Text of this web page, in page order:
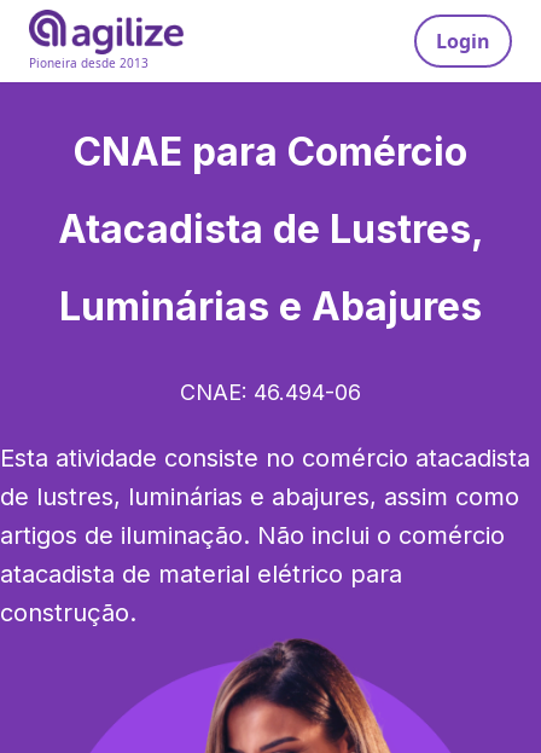
Pioneira desde 2013
Login
CNAE para Comércio
Atacadista de Lustres,
Luminárias e Abajures
CNAE: 46.494-06
Esta atividade consiste no comércio atacadista
de lustres, luminárias e abajures, assim como
artigos de iluminação. Não inclui o comércio
atacadista de material elétrico para
construção.